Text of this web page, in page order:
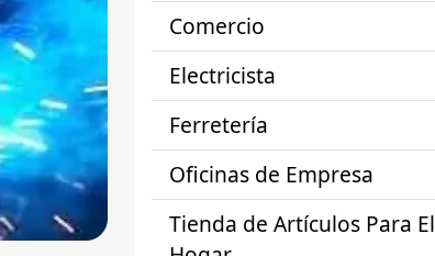
Comercio
Electricista
Ferretería
Oficinas de Empresa
Tienda de Artículos Para El